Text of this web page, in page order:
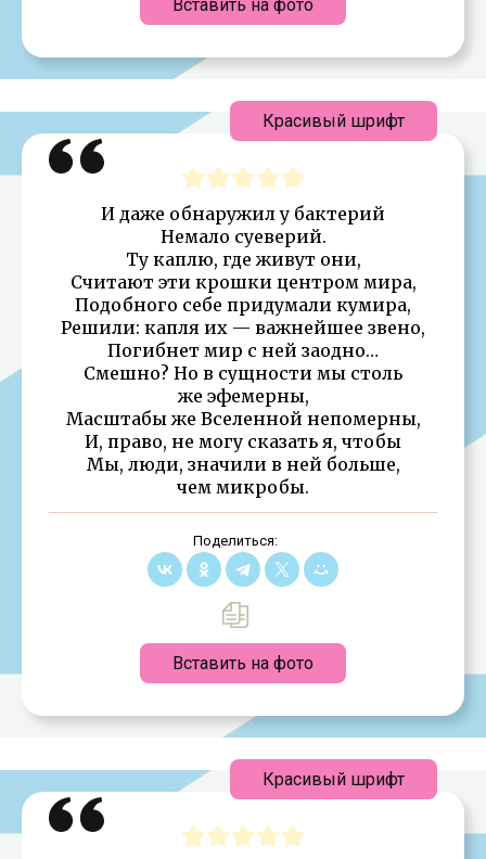
Вставить на фото
И даже обнаружил у бактерий
Немало суеверий.
Ту каплю, где живут они,
Считают эти крошки центром мира,
Подобного себе придумали кумира,
Решили: капля их — важнейшее звено,
Погибнет мир с ней заодно…
Смешно? Но в сущности мы столь
же эфемерны,
Масштабы же Вселенной непомерны,
И, право, не могу сказать я, чтобы
Мы, люди, значили в ней больше,
чем микробы.
Поделиться:
Вставить на фото
Красивый шрифт
Красивый шрифт